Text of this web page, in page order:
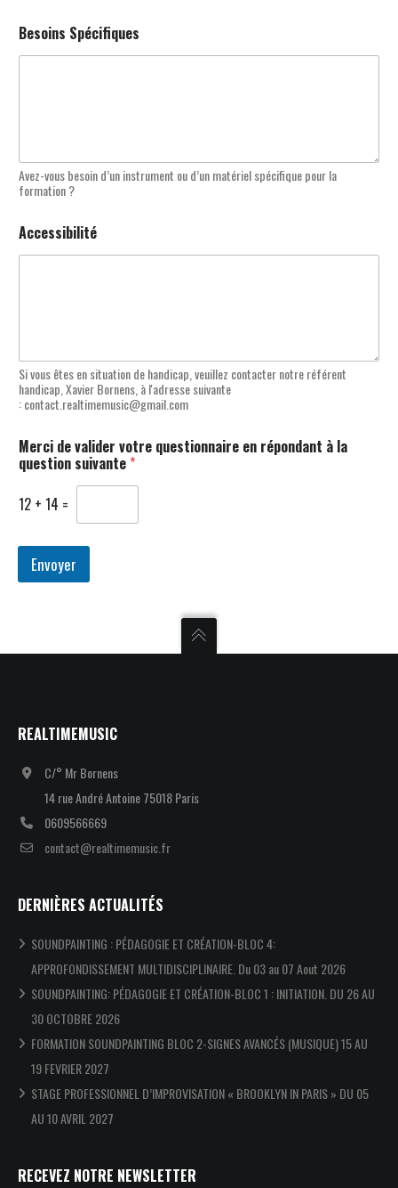
Besoins Spécifiques
Avez-vous besoin d’un instrument ou d’un matériel spécifique pour la
formation ?
Accessibilité
Si vous êtes en situation de handicap, veuillez contacter notre référent
handicap, Xavier Bornens, à l'adresse suivante
: contact.realtimemusic@gmail.com
Merci de valider votre questionnaire en répondant à la
question suivante *
12 + 14 =
Envoyer
REALTIMEMUSIC
C/° Mr Bornens
14 rue André Antoine 75018 Paris
0609566669
contact@realtimemusic.fr
DERNIÈRES ACTUALITÉS
SOUNDPAINTING : PÉDAGOGIE ET CRÉATION-BLOC 4:
APPROFONDISSEMENT MULTIDISCIPLINAIRE. Du 03 au 07 Aout 2026
SOUNDPAINTING: PÉDAGOGIE ET CRÉATION-BLOC 1 : INITIATION. DU 26 AU
30 OCTOBRE 2026
FORMATION SOUNDPAINTING BLOC 2-SIGNES AVANCÉS (MUSIQUE) 15 AU
19 FEVRIER 2027
STAGE PROFESSIONNEL D’IMPROVISATION « BROOKLYN IN PARIS » DU 05
AU 10 AVRIL 2027
RECEVEZ NOTRE NEWSLETTER